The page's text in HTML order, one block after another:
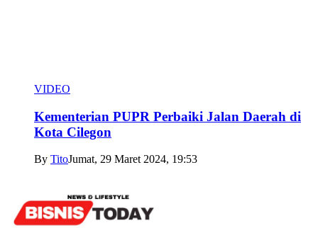
VIDEO
Kementerian PUPR Perbaiki Jalan Daerah di
Kota Cilegon
By TitoJumat, 29 Maret 2024, 19:53